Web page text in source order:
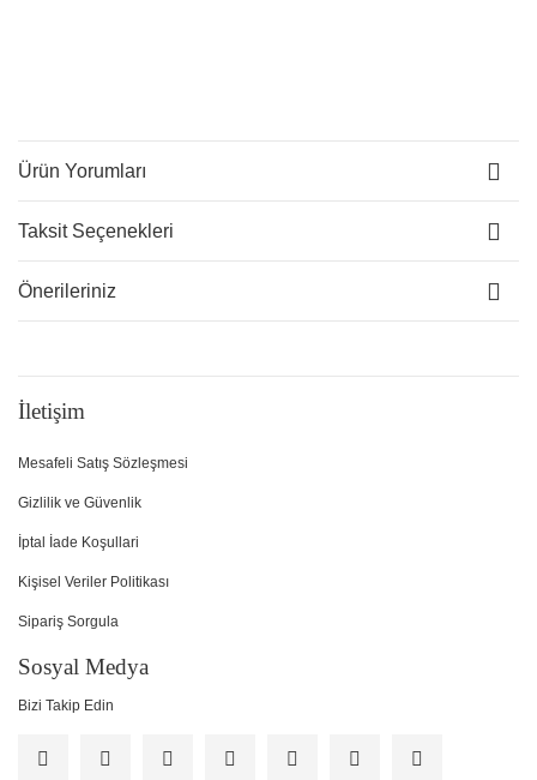
Ürün Yorumları
Taksit Seçenekleri
Önerileriniz
İletişim
Mesafeli Satış Sözleşmesi
Gizlilik ve Güvenlik
İptal İade Koşullari
Kişisel Veriler Politikası
Sipariş Sorgula
Sosyal Medya
Bizi Takip Edin